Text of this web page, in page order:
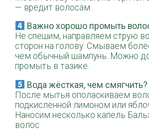
— вредит волосам.
Важно хорошо промыть
Не спешим, направляем струю
сторон на голову. Смываем
чем обычный шампунь. Можно
промыть в тазике.
Вода жёсткая, чем смягчить?
После мытья ополаскиваем
подкисленной лимоном или
Наносим несколько капель
волос.